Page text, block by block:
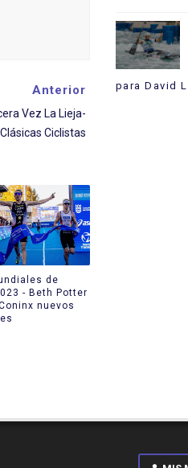
Anterior
Vez La Lieja-
Ciclistas
de
- Beth Potter
nuevos
para David